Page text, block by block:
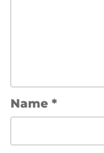
Name *